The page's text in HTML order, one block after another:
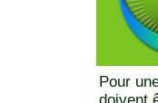
Pour